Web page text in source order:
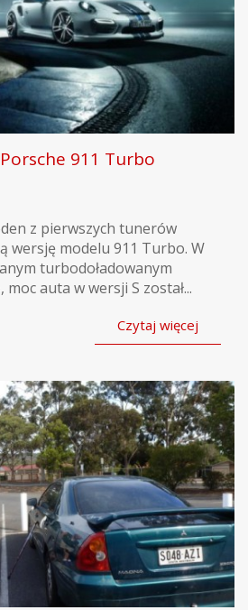
911 Turbo
z pierwszych tunerów
wersję modelu 911 Turbo. W
turbodoładowanym
auta w wersji S został...
Czytaj więcej